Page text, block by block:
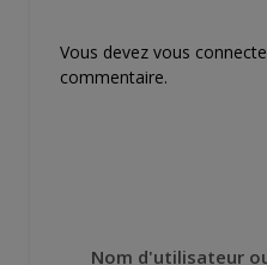
Vous devez vous
commentaire.
Nom d'utilisateur